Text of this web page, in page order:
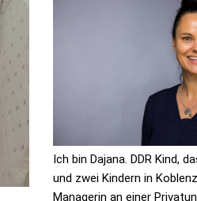
Ich bin Dajana. DDR Kind,
und zwei Kindern in
Managerin an einer